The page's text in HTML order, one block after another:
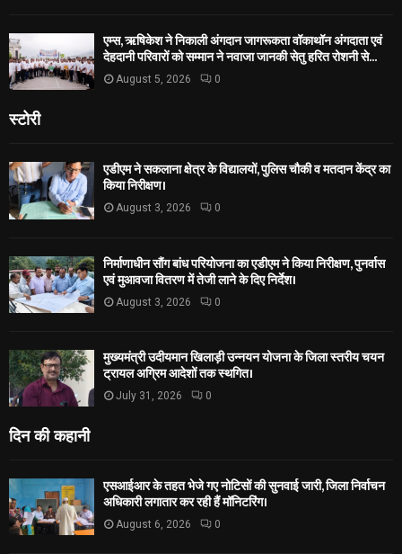
एम्स, ऋषिकेश ने निकाली अंगदान जागरूकता वॉकाथॉन अंगदाता एवं
देहदानी परिवारों को सम्मान ने नवाजा जानकी सेतु हरित रोशनी से...
August 5, 2026 0
स्टोरी
एडीएम ने सकलाना क्षेत्र के विद्यालयों, पुलिस चौकी व मतदान केंद्र का
किया निरीक्षण।
August 3, 2026 0
निर्माणाधीन सौंग बांध परियोजना का एडीएम ने किया निरीक्षण, पुनर्वास
एवं मुआवजा वितरण में तेजी लाने के दिए निर्देश।
August 3, 2026 0
मुख्यमंत्री उदीयमान खिलाड़ी उन्नयन योजना के जिला स्तरीय चयन
ट्रायल अग्रिम आदेशों तक स्थगित।
July 31, 2026 0
दिन की कहानी
एसआईआर के तहत भेजे गए नोटिसों की सुनवाई जारी, जिला निर्वाचन
अधिकारी लगातार कर रही हैं मॉनिटरिंग।
August 6, 2026 0